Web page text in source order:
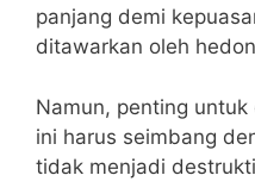
panjang demi
ditawarkan oleh
Namun, penting
ini harus seimbang
tidak menjadi